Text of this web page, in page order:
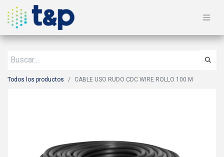
Todos los productos CABLE USO RUDO CDC WIRE ROLLO 100 M